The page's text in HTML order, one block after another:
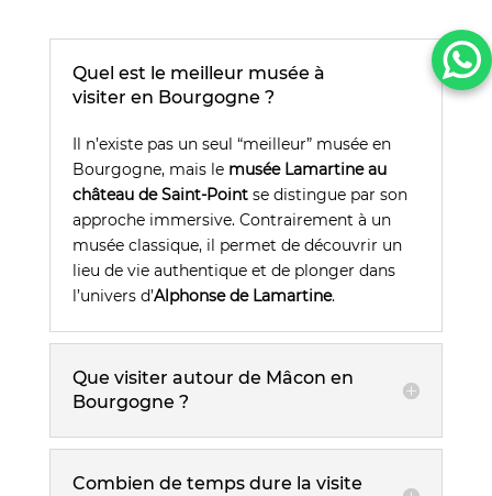
Quel est le meilleur musée à
visiter en Bourgogne ?
Il n’existe pas un seul “meilleur” musée en
Bourgogne, mais le musée Lamartine au
château de Saint-Pointse distingue par son
approche immersive. Contrairement à un
musée classique, il permet de découvrir un
lieu de vie authentique et de plonger dans
l’univers d’Alphonse de Lamartine.
Que visiter autour de Mâcon en
Bourgogne ?
Combien de temps dure la visite